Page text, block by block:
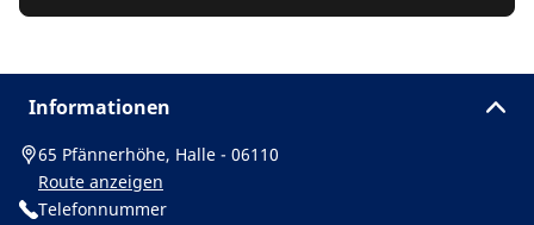
Informationen
65 Pfännerhöhe, Halle - 06110
Route anzeigen
Telefonnummer